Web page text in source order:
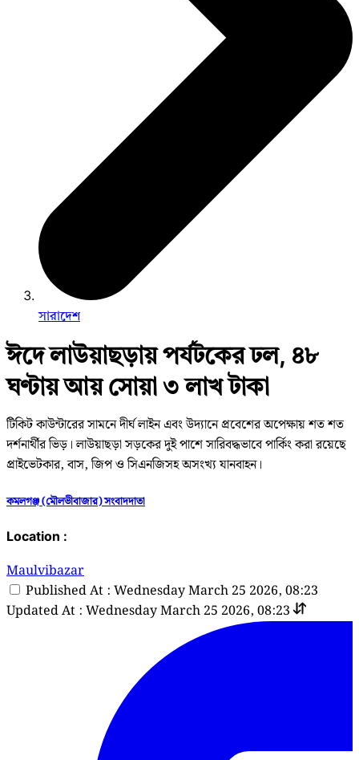
সারাদেশ
ঈদে লাউয়াছড়ায় পর্যটকের ঢল, ৪৮
ঘণ্টায় আয় সোয়া ৩ লাখ টাকা
টিকিট কাউন্টারের সামনে দীর্ঘ লাইন এবং উদ্যানে প্রবেশের অপেক্ষায় শত শত
দর্শনার্থীর ভিড়। লাউয়াছড়া সড়কের দুই পাশে সারিবদ্ধভাবে পার্কিং করা রয়েছে
প্রাইভেটকার, বাস, জিপ ও সিএনজিসহ অসংখ্য যানবাহন।
কমলগঞ্জ (মৌলভীবাজার) সংবাদদাতা
Location :
Maulvibazar
Published At : Wednesday March 25 2026, 08:23
Updated At : Wednesday March 25 2026, 08:23